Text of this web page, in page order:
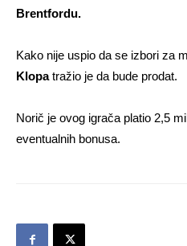
Brentfordu.
Kako nije uspio da se izbori za
Klopatražio je da bude prodat.
Norič je ovog igrača platio 2,5
eventualnih bonusa.